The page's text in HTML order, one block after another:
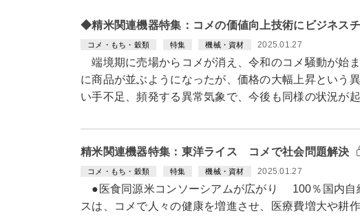
◆精米関連機器特集：コメの価値向上技術にビジネス
コメ・もち・穀類 特集 機械・資材 2025.01.27
端境期に売場からコメが消え、令和のコメ騒動が始
に商品が並ぶようになったが、価格の大幅上昇という
い手不足、頻発する異常気象で、今後も同様の状況が
精米関連機器特集：東洋ライス コメで社会問題解決
コメ・もち・穀類 特集 機械・資材 2025.01.27
●医食同源米コンソーシアムが広がり 100％国内自
スは、コメで人々の健康を増進させ、医療費増大や耕